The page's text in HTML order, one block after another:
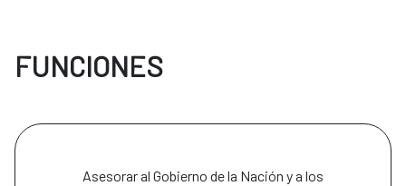
FUNCIONES
Asesorar al Gobierno de la Nación y a los